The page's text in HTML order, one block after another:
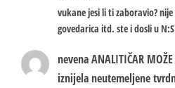
vukane jesi li ti zaboravio?
govedarica itd. ste i dosli u
nevenaANALITIČAR
iznijela neutemeljene